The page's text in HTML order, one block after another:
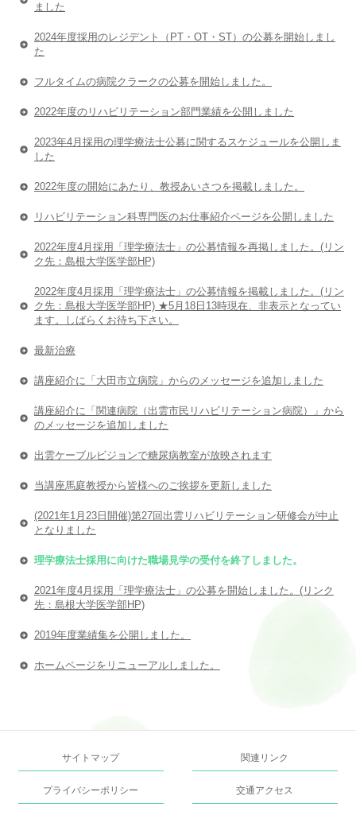
ました
2024年度採用のレジデント（PT・OT・ST）の公募を開始しまし
た
フルタイムの病院クラークの公募を開始しました。
2022年度のリハビリテーション部門業績を公開しました
2023年4月採用の理学療法士公募に関するスケジュールを公開しま
した
2022年度の開始にあたり、教授あいさつを掲載しました。
リハビリテーション科専門医のお仕事紹介ページを公開しました
2022年度4月採用「理学療法士」の公募情報を再掲しました。(リン
ク先：島根大学医学部HP)
2022年度4月採用「理学療法士」の公募情報を掲載しました。(リン
ク先：島根大学医学部HP) ★5月18日13時現在、非表示となってい
ます。しばらくお待ち下さい。
最新治療
講座紹介に「大田市立病院」からのメッセージを追加しました
講座紹介に「関連病院（出雲市民リハビリテーション病院）」から
のメッセージを追加しました
出雲ケーブルビジョンで糖尿病教室が放映されます
当講座馬庭教授から皆様へのご挨拶を更新しました
(2021年1月23日開催)第27回出雲リハビリテーション研修会が中止
となりました
理学療法士採用に向けた職場見学の受付を終了しました。
2021年度4月採用「理学療法士」の公募を開始しました。(リンク
先：島根大学医学部HP)
2019年度業績集を公開しました。
ホームページをリニューアルしました。
サイトマップ 関連リンク
プライバシーポリシー 交通アクセス